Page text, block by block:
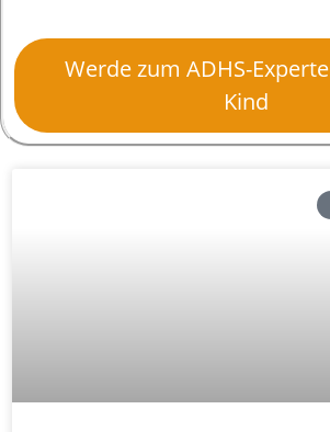
Werde zum ADHS-
Kind